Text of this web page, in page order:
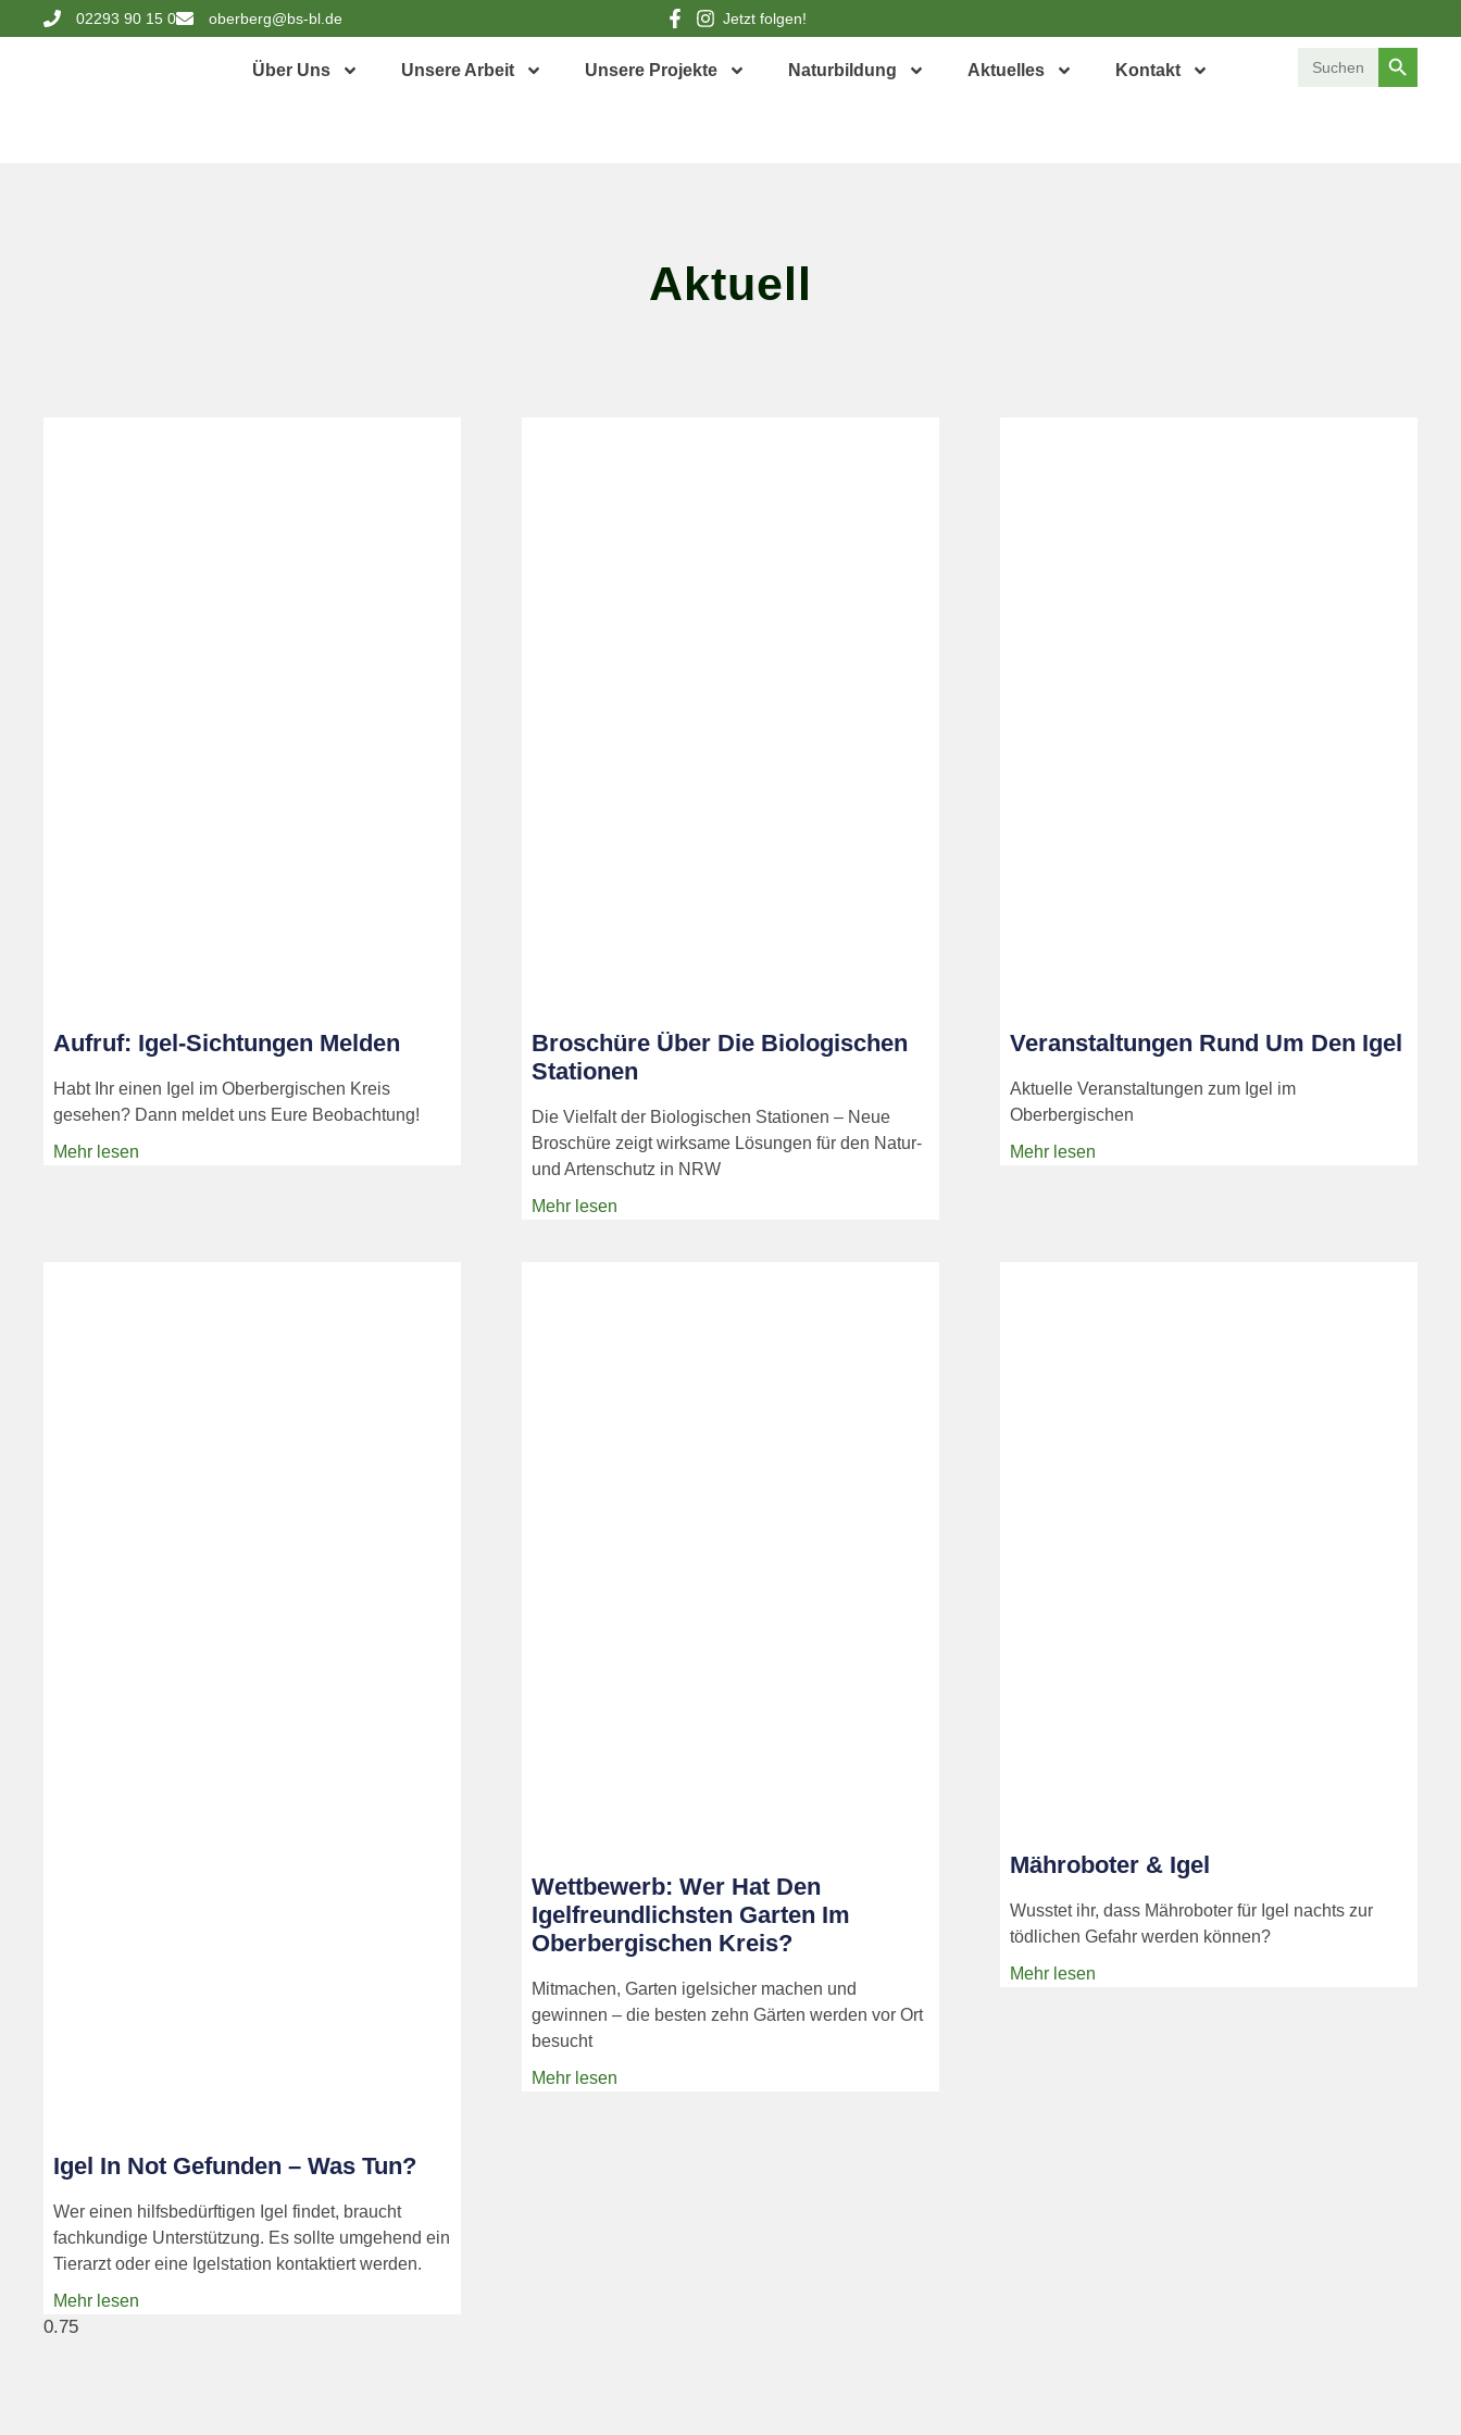
02293 90 15 0 oberberg@bs-bl.de Jetzt folgen!
Über Uns Unsere Arbeit Unsere Projekte Naturbildung Aktuelles Kontakt
for:
Search Button
Aktuell
Aufruf: Igel-Sichtungen Melden
Habt Ihr einen Igel im Oberbergischen Kreis
gesehen? Dann meldet uns Eure Beobachtung!
Mehr lesen
Broschüre Über Die Biologischen
Stationen
Die Vielfalt der Biologischen Stationen – Neue
Broschüre zeigt wirksame Lösungen für den Natur-
und Artenschutz in NRW
Mehr lesen
Veranstaltungen Rund Um Den Igel
Aktuelle Veranstaltungen zum Igel im
Oberbergischen
Mehr lesen
Igel In Not Gefunden – Was Tun?
Wer einen hilfsbedürftigen Igel findet, braucht
fachkundige Unterstützung. Es sollte umgehend ein
Tierarzt oder eine Igelstation kontaktiert werden.
Mehr lesen
Wettbewerb: Wer Hat Den
Igelfreundlichsten Garten Im
Oberbergischen Kreis?
Mitmachen, Garten igelsicher machen und
gewinnen – die besten zehn Gärten werden vor Ort
besucht
Mehr lesen
Mähroboter & Igel
Wusstet ihr, dass Mähroboter für Igel nachts zur
tödlichen Gefahr werden können?
Mehr lesen